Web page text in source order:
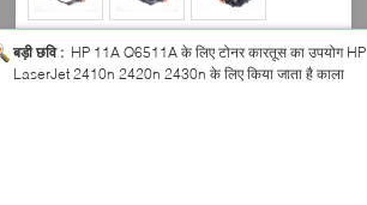
बड़ी छवि : HP 11A Q6511A के लिए टोनर कारतूस का उपयोग HP
LaserJet 2410n 2420n 2430n के लिए किया जाता है काला